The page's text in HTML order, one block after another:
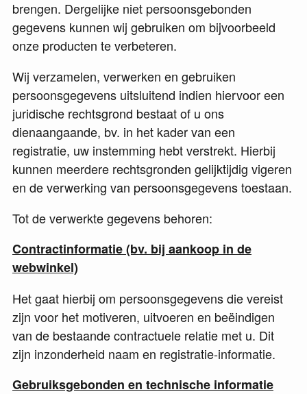
brengen. Dergelijke niet persoonsgebonden
gegevens kunnen wij gebruiken om bijvoorbeeld
onze producten te verbeteren.
Wij verzamelen, verwerken en gebruiken
persoonsgegevens uitsluitend indien hiervoor een
juridische rechtsgrond bestaat of u ons
dienaangaande, bv. in het kader van een
registratie, uw instemming hebt verstrekt. Hierbij
kunnen meerdere rechtsgronden gelijktijdig vigeren
en de verwerking van persoonsgegevens toestaan.
Tot de verwerkte gegevens behoren:
Contractinformatie (bv. bij aankoop in de
webwinkel)
Het gaat hierbij om persoonsgegevens die vereist
zijn voor het motiveren, uitvoeren en beëindigen
van de bestaande contractuele relatie met u. Dit
zijn inzonderheid naam en registratie-informatie.
Gebruiksgebonden en technische informatie